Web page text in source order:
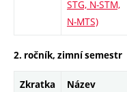
STG, N-STM,
N-MTS)
2. ročník, zimní semestr
Zkratka Název